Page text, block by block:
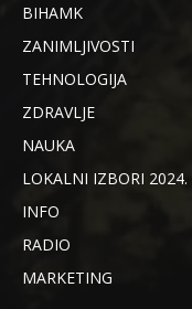
BIHAMK
ZANIMLJIVOSTI
TEHNOLOGIJA
ZDRAVLJE
NAUKA
LOKALNI IZBORI 2024.
INFO
RADIO
MARKETING